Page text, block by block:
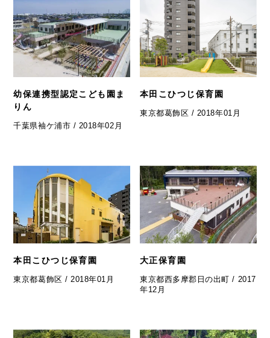
幼保連携型認定こども園ま
りん
千葉県袖ケ浦市 / 2018年02月
本田こひつじ保育園
東京都葛飾区 / 2018年01月
本田こひつじ保育園
東京都葛飾区 / 2018年01月
大正保育園
東京都西多摩郡日の出町 / 2017
年12月